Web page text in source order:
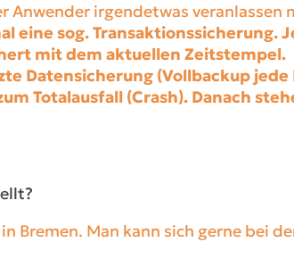
irgendetwas veranlassen
eine sog. Transaktionssicherung.
mit dem aktuellen Zeitstempel.
Datensicherung (Vollbackup
Totalausfall (Crash). Danach
Bremen. Man kann sich gerne bei